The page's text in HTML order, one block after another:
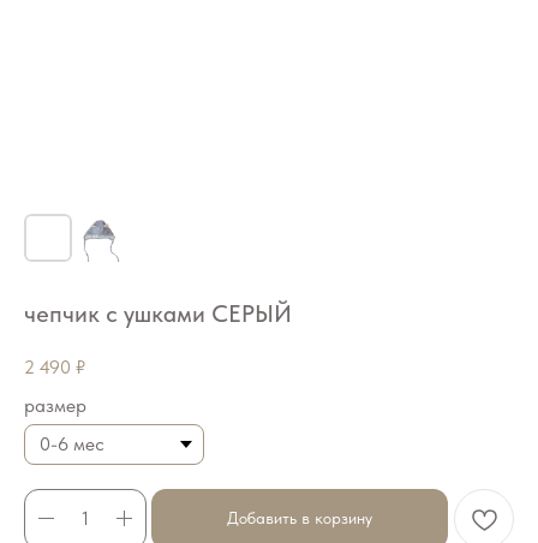
чепчик с ушками СЕРЫЙ
2 490 ₽
размер
Добавить в корзину